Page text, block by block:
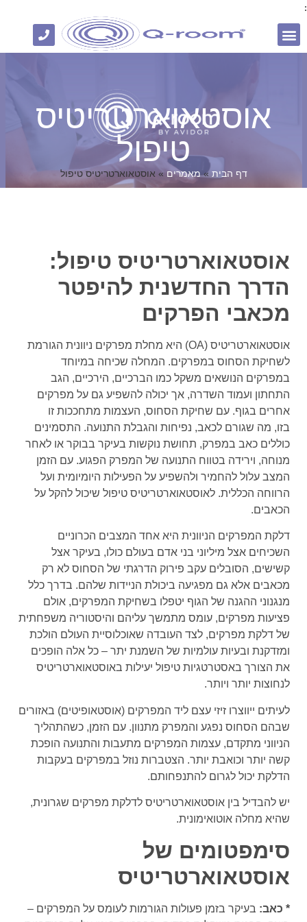
:
אוסטאוארטריטיס
טיפול
דף הבית »מאמרים » אוסטאוארטריטיס טיפול
אוסטאוארטריטיס טיפול:
הדרך החדשנית להיפטר
מכאבי הפרקים
אוסטאוארטריטיס (OA) היא מחלת מפרקים ניוונית הגורמת
לשחיקת הסחוס במפרקים. המחלה שכיחה במיוחד
במפרקים הנושאים משקל כמו הברכיים, הירכיים, הגב
התחתון ועמוד השדרה, אך יכולה להשפיע גם על מפרקים
אחרים בגוף. עם שחיקת הסחוס, העצמות מתחככות זו
בזו, מה שגורם לכאב, נפיחות והגבלת התנועה. התסמינים
כוללים כאב במפרק, תחושת נוקשות בעיקר בבוקר או לאחר
מנוחה, וירידה בטווח התנועה של המפרק הפגוע. עם הזמן
המצב עלול להחמיר ולהשפיע על הפעילות היומיומית ועל
הרווחה הכללית. לאוסטאוארטריטיס טיפול שיכול להקל על
הכאבים.
דלקת המפרקים הניוונית היא אחד המצבים הכרוניים
השכיחים אצל מיליוני בני אדם בעולם כולו, בעיקר אצל
קשישים, הסובלים עקב פירוק הדרגתי של הסחוס לא רק
מכאבים אלא גם מפגיעה ביכולת הניידות שלהם. בדרך כלל
מנגנוני ההגנה של הגוף יטפלו בשחיקת המפרקים, אולם
פציעות מפרקים, עומס מתמשך עליהם והיסטוריה משפחתית
של דלקת מפרקים, לצד העובדה שאוכלוסיית העולם הולכת
ומזדקנת ובעיות עולמיות של השמנת יתר – כל אלה הופכים
את הצורך באסטרטגיות טיפול יעילות באוסטאוארטריטיס
לנחוצות יותר ויותר.
לעיתים ייווצרו זיזי עצם ליד המפרקים (אוסטאופיטים) באזורים
שבהם הסחוס נפגע והמפרק מתנוון. עם הזמן, כשהתהליך
הניווני מתקדם, עצמות המפרקים מתעבות והתנועה הופכת
קשה יותר וכואבת יותר. הצטברות נוזל במפרקים בעקבות
הדלקת יכול לגרום להתנפחותם.
יש להבדיל בין אוסטאוארטריטיס לדלקת מפרקים שגרונית,
שהיא מחלה אוטואימונית.
סימפטומים של
אוסטאוארטריטיס
* כאב: בעיקר בזמן פעולות הגורמות לעומס על המפרקים –